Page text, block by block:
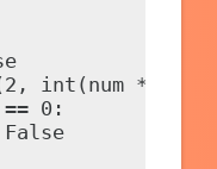
int(num **
0: